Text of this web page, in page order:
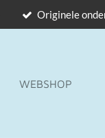
Originele
WEBSHOP